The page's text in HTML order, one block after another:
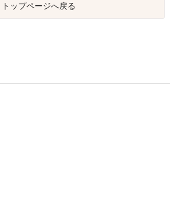
トップページへ戻る